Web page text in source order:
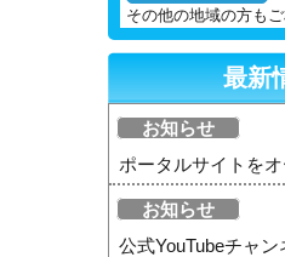
その他の地域の方も
最新
お知らせ
ポータルサイトを
お知らせ
公式YouTubeチャン